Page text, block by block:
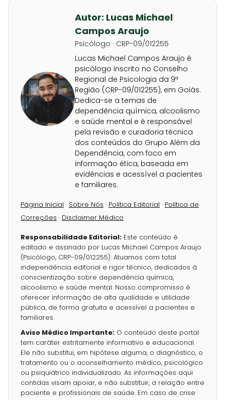
Autor: Lucas Michael
Campos Araujo
Psicólogo · CRP-09/012255
Lucas Michael Campos Araujo é
psicólogo inscrito no Conselho
Regional de Psicologia da 9ª
Região (CRP-09/012255), em Goiás.
Dedica-se a temas de
dependência química, alcoolismo
e saúde mental e é responsável
pela revisão e curadoria técnica
dos conteúdos do Grupo Além da
Dependência, com foco em
informação ética, baseada em
evidências e acessível a pacientes
e familiares.
Página Inicial · Sobre Nós · Política Editorial · Política de
Correções · Disclaimer Médico
Responsabilidade Editorial: Este conteúdo é
editado e assinado por Lucas Michael Campos Araujo
(Psicólogo, CRP-09/012255). Atuamos com total
independência editorial e rigor técnico, dedicados à
conscientização sobre dependência química,
alcoolismo e saúde mental. Nosso compromisso é
oferecer informação de alta qualidade e utilidade
pública, de forma gratuita e acessível a pacientes e
familiares.
Aviso Médico Importante: O conteúdo deste portal
tem caráter estritamente informativo e educacional.
Ele não substitui, em hipótese alguma, o diagnóstico, o
tratamento ou o aconselhamento médico, psicológico
ou psiquiátrico individualizado. As informações aqui
contidas visam apoiar, e não substituir, a relação entre
paciente e profissionais de saúde. Em caso de crise